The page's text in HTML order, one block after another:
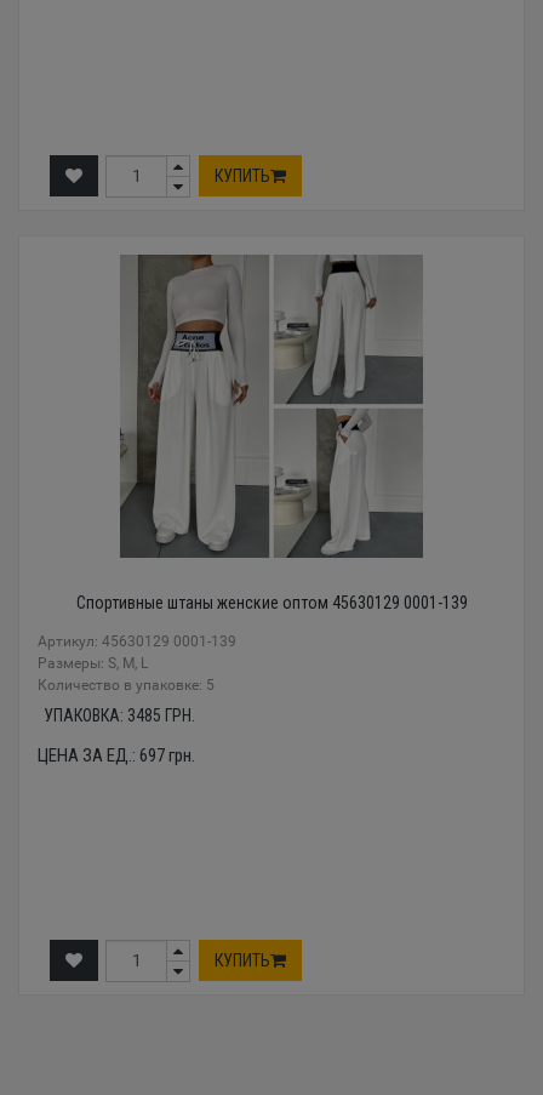
КУПИТЬ
Спортивные штаны женские оптом 45630129 0001-139
Артикул: 45630129 0001-139
Размеры: S, M, L
Количество в упаковке: 5
УПАКОВКА: 3485 ГРН.
ЦЕНА ЗА ЕД.: 697грн.
КУПИТЬ